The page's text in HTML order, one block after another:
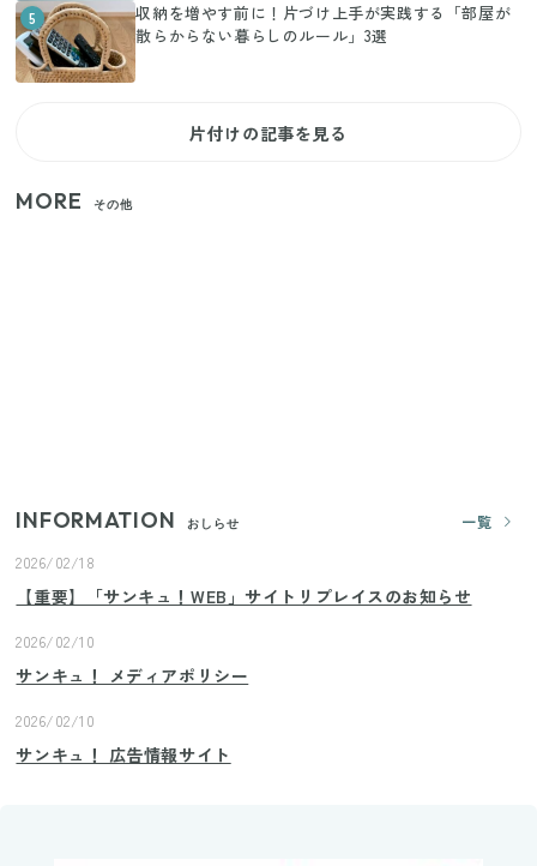
5
収納を増やす前に！片づけ上手が実践する「部屋が
散らからない暮らしのルール」3選
片付けの記事を見る
MORE その他
INFORMATION おしらせ
一覧
2026/02/18
【重要】「サンキュ！WEB」サイトリプレイスのお知らせ
2026/02/10
サンキュ！ メディアポリシー
2026/02/10
サンキュ！ 広告情報サイト